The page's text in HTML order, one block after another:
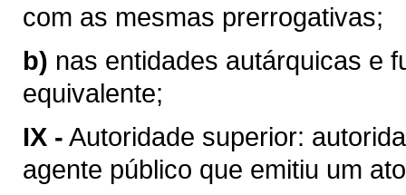
com as mesmas prerrogativas;
b) nas entidades autárquicas e
equivalente;
IX - Autoridade superior:
agente público que emitiu um